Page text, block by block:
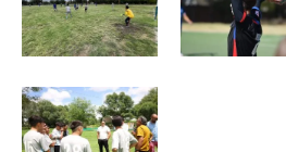
32,111
Seguidores
32,214
Seguidores